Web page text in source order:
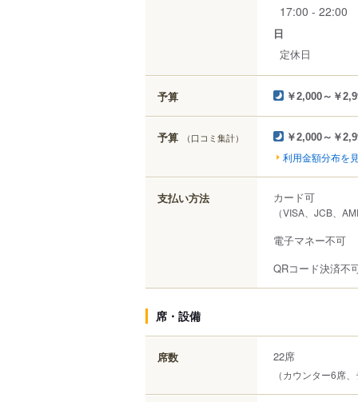
17:00 - 22:00
日
定休日
予算 ￥2,000～￥
予算 （口コミ集計） ￥2,000～￥
利用金額分布を
支払い方法 カード可
（VISA、JCB、
電子マネー不可
QRコード決済不
席・設備
席数 22席
（カウンター6席